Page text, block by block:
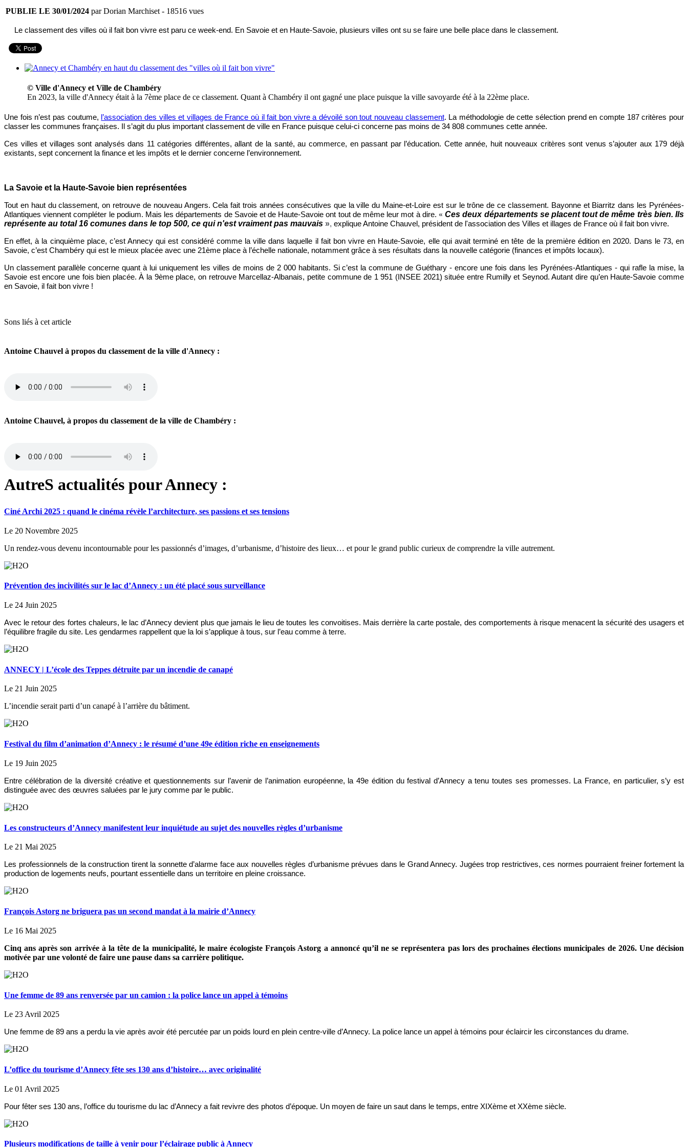
PUBLIE LE 30/01/2024 par Dorian Marchiset- 18516 vues
Le classement des villes où il fait bon vivre est paru ce week-end. En Savoie et en Haute-Savoie, plusieurs villes ont su se faire une belle place dans le classement.
© Ville d'Annecy et Ville de Chambéry
En 2023, la ville d'Annecy était à la 7ème place de ce classement. Quant à Chambéry il ont gagné une place puisque la ville savoyarde été à la 22ème place.
Une fois n’est pas coutume, l’association des villes et villages de France où il fait bon vivre a dévoilé son tout nouveau classement. La méthodologie de cette sélection prend en compte 187 critères pour
classer les communes françaises. Il s’agit du plus important classement de ville en France puisque celui-ci concerne pas moins de 34 808 communes cette année.
Ces villes et villages sont analysés dans 11 catégories différentes, allant de la santé, au commerce, en passant par l’éducation. Cette année, huit nouveaux critères sont venus s’ajouter aux 179 déjà
existants, sept concernent la finance et les impôts et le dernier concerne l’environnement.
La Savoie et la Haute-Savoie bien représentées
Tout en haut du classement, on retrouve de nouveau Angers. Cela fait trois années consécutives que la ville du Maine-et-Loire est sur le trône de ce classement. Bayonne et Biarritz dans les Pyrénées-
Atlantiques viennent compléter le podium. Mais lesdépartements de Savoie et de Haute-Savoie ont tout de même leur mot à dire. « Ces deux départements se placent tout de même très bien. Ils
représente au total 16 comunes dans le top 500, ce qui n'est vraiment pas mauvais », explique Antoine Chauvel, président de l'association des Villes et illages de France où il fait bon vivre.
En effet, à la cinquième place, c’est Annecy qui est considéré comme la ville dans laquelle il fait bon vivre en Haute-Savoie, elle qui avait terminé en tête de la première édition en 2020. Dans le 73, en
Savoie, c’est Chambéry qui est le mieux placée avec une 21ème place à l’échelle nationale, notamment grâce à ses résultats dans la nouvelle catégorie (finances et impôts locaux).
Un classement parallèle concerne quant à lui uniquement les villes de moins de 2 000 habitants. Si c’est la commune de Guéthary - encore une fois dans les Pyrénées-Atlantiques - qui rafle la mise, la
Savoie est encore une fois bien placée. À la 9ème place, on retrouve Marcellaz-Albanais, petite commune de 1 951 (INSEE 2021) située entre Rumilly et Seynod. Autant dire qu’en Haute-Savoie comme
en Savoie, il fait bon vivre !
Sons liés à cet article
Antoine Chauvel à propos du classement de la ville d'Annecy :
Antoine Chauvel, à propos du classement de la ville de Chambéry :
AutreS actualités pour Annecy :
Ciné Archi 2025 : quand le cinéma révèle l’architecture, ses passions et ses tensions
Le 20 Novembre 2025
Un rendez-vous devenu incontournable pour les passionnés d’images, d’urbanisme, d’histoire des lieux… et pour le grand public curieux de comprendre la ville autrement.
Prévention des incivilités sur le lac d’Annecy : un été placé sous surveillance
Le 24 Juin 2025
Avec le retour des fortes chaleurs, le lac d’Annecy devient plus que jamais le lieu de toutes les convoitises. Mais derrière la carte postale, des comportements à risque menacent la sécurité des usagers et
l’équilibre fragile du site. Les gendarmes rappellent que la loi s’applique à tous, sur l’eau comme à terre.
ANNECY | L’école des Teppes détruite par un incendie de canapé
Le 21 Juin 2025
L’incendie serait parti d’un canapé à l’arrière du bâtiment.
Festival du film d’animation d’Annecy : le résumé d’une 49e édition riche en enseignements
Le 19 Juin 2025
Entre célébration de la diversité créative et questionnements sur l’avenir de l’animation européenne, la 49e édition du festival d’Annecy a tenu toutes ses promesses. La France, en particulier, s’y est
distinguée avec des œuvres saluées par le jury comme par le public.
Les constructeurs d’Annecy manifestent leur inquiétude au sujet des nouvelles règles d’urbanisme
Le 21 Mai 2025
Les professionnels de la construction tirent la sonnette d’alarme face aux nouvelles règles d’urbanisme prévues dans le Grand Annecy. Jugées trop restrictives, ces normes pourraient freiner fortement la
production de logements neufs, pourtant essentielle dans un territoire en pleine croissance.
François Astorg ne briguera pas un second mandat à la mairie d’Annecy
Le 16 Mai 2025
Cinq ans après son arrivée à la tête de la municipalité, le maire écologiste François Astorg a annoncé qu’il ne se représentera pas lors des prochaines élections municipales de 2026. Une décision
motivée par une volonté de faire une pause dans sa carrière politique.
Une femme de 89 ans renversée par un camion : la police lance un appel à témoins
Le 23 Avril 2025
Une femme de 89 ans a perdu la vie après avoir été percutée par un poids lourd en plein centre-ville d’Annecy. La police lance un appel à témoins pour éclaircir les circonstances du drame.
L’office du tourisme d’Annecy fête ses 130 ans d’histoire… avec originalité
Le 01 Avril 2025
Pour fêter ses 130 ans, l’office du tourisme du lac d’Annecy a fait revivre des photos d’époque. Un moyen de faire un saut dans le temps, entre XIXème et XXème siècle.
Plusieurs modifications de taille à venir pour l’éclairage public à Annecy